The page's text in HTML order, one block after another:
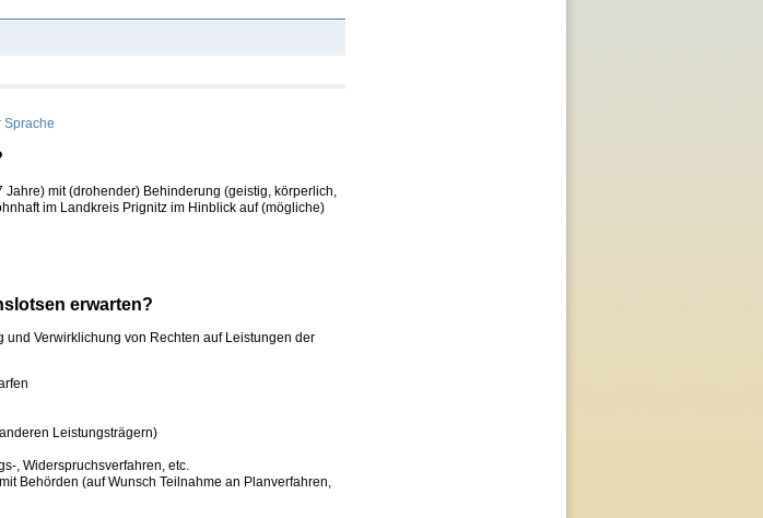
Sprache
mit (drohender) Behinderung (geistig, körperlich,
im Landkreis Prignitz im Hinblick auf (mögliche)
erwarten?
und Verwirklichung von Rechten auf Leistungen der
Leistungsträgern)
, Widerspruchsverfahren, etc.
Behörden (auf Wunsch Teilnahme an Planverfahren,